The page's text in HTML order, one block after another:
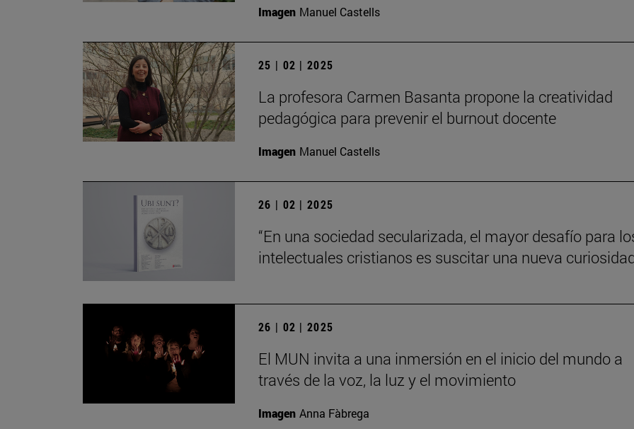
Imagen Manuel Castells
25 | 02 | 2025
La profesora Carmen Basanta propone la creatividad
pedagógica para prevenir el burnout docente
Imagen Manuel Castells
26 | 02 | 2025
“En una sociedad secularizada, el mayor desafío para
intelectuales cristianos es suscitar una nueva
26 | 02 | 2025
El MUN invita a una inmersión en el inicio del mundo a
través de la voz, la luz y el movimiento
Imagen Anna Fàbrega